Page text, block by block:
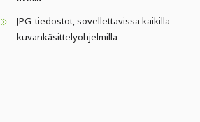
JPG-tiedostot, sovellettavissa kaikilla
kuvankäsittelyohjelmilla